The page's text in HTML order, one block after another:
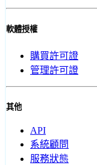
軟體授權
購買許可證
管理許可證
其他
API
系統顧問
服務狀態